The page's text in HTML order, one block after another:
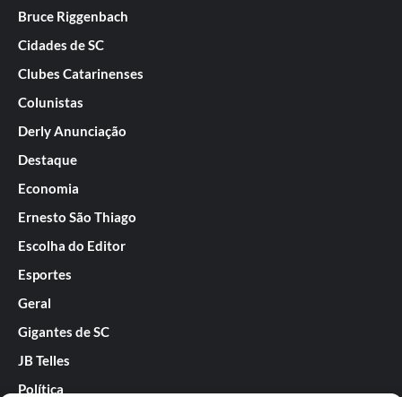
Bruce Riggenbach
Cidades de SC
Clubes Catarinenses
Colunistas
Derly Anunciação
Destaque
Economia
Ernesto São Thiago
Escolha do Editor
Esportes
Geral
Gigantes de SC
JB Telles
Política